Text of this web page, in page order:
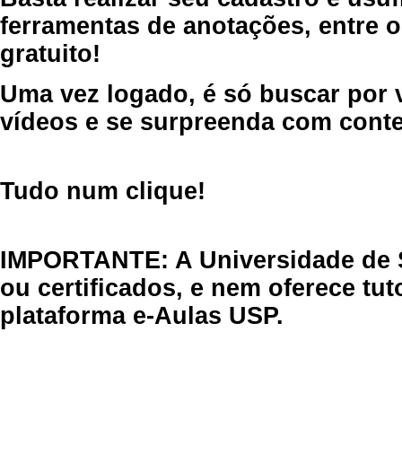
ferramentas de anotações, entre
gratuito!
Uma vez logado, é só buscar por
vídeos e se surpreenda com
Tudo num clique!
IMPORTANTE: A Universidade
ou certificados, e nem oferece
plataforma e-Aulas USP.